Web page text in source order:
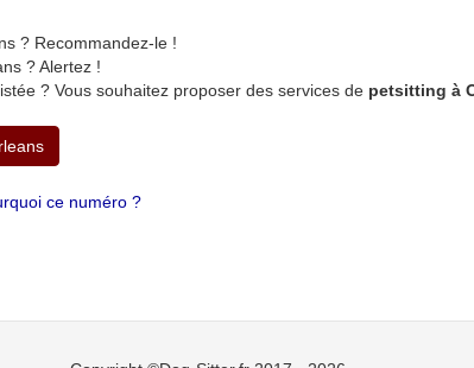
? Recommandez-le !
? Alertez !
? Vous souhaitez proposer des services de petsitting à
ce numéro ?